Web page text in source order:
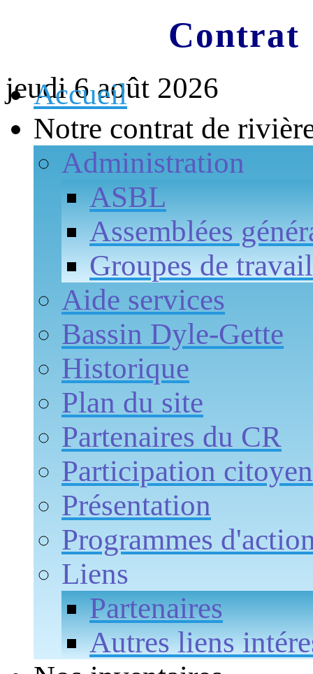
Contrat
jeudi 6 août 2026
Accueil
Notre contrat de
Administration
ASBL
Assemblées
Groupes de travail
Aide services
Bassin Dyle-Gette
Historique
Plan du site
Partenaires du CR
Participation
Présentation
Programmes
Liens
Partenaires
Autres liens